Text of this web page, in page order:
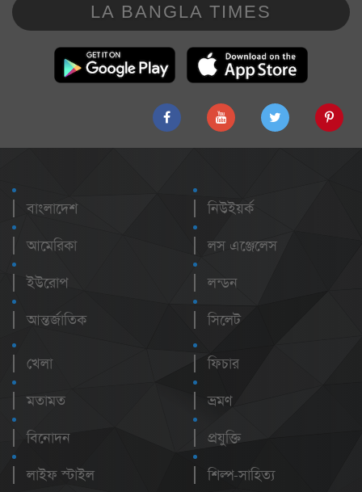
LA BANGLA TIMES
বাংলাদেশ
আমেরিকা
ইউরোপ
আন্তর্জাতিক
নিউইয়র্ক
লস এঞ্জেলেস
লন্ডন
সিলেট
খেলা
মতামত
বিনোদন
লাইফ স্টাইল
ফিচার
ভ্রমণ
প্রযুক্তি
শিল্প-সাহিত্য